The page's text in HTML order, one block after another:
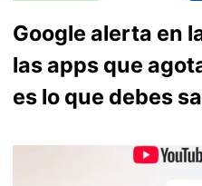
Google alerta en
las apps que
es lo que debes